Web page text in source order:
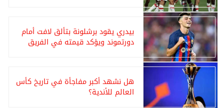
بيدري يقود برشلونة بتألق لافت أمام
دورتموند ويؤكد قيمته في الفريق
هل نشهد أكبر مفاجأة في تاريخ كأس
العالم للأندية؟